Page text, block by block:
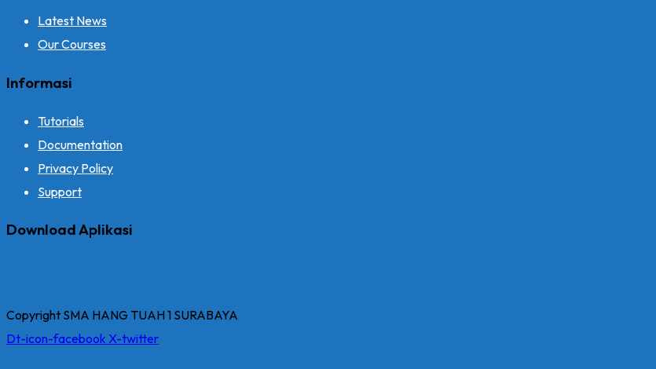
Latest News
Our Courses
Informasi
Tutorials
Documentation
Privacy Policy
Support
Download Aplikasi
Copyright SMA HANG TUAH 1 SURABAYA
Dt-icon-facebook X-twitter